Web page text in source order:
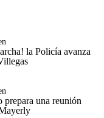
la Policía avanza
prepara una reunión